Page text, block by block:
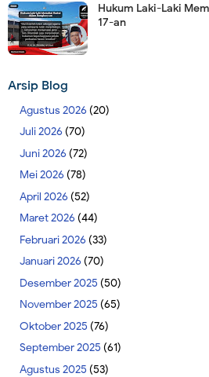
Hukum Laki-Laki
17-an
Arsip Blog
Agustus 2026 (20)
Juli 2026 (70)
Juni 2026 (72)
Mei 2026 (78)
April 2026 (52)
Maret 2026 (44)
Februari 2026 (33)
Januari 2026 (70)
Desember 2025 (50)
November 2025 (65)
Oktober 2025 (76)
September 2025 (61)
Agustus 2025 (53)